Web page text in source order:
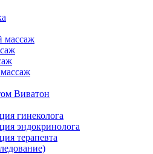
массаж
Виватон
гинеколога
эндокринолога
терапевта